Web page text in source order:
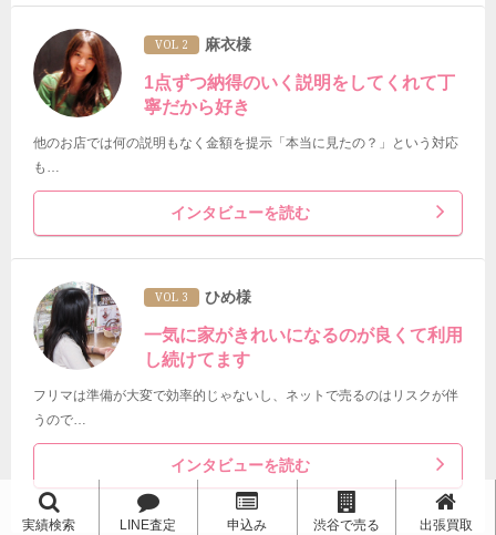
VOL 2 麻衣様
1点ずつ納得のいく説明をしてくれて丁
寧だから好き
他のお店では何の説明もなく金額を提示「本当に見たの？」という対応
も…
インタビューを読む
VOL 3 ひめ様
一気に家がきれいになるのが良くて利用
し続けてます
フリマは準備が大変で効率的じゃないし、ネットで売るのはリスクが伴
うので…
インタビューを読む
実績検索 LINE査定 申込み 渋谷で売る 出張買取